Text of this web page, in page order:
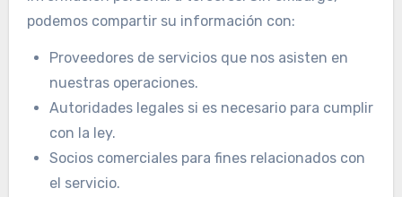
podemos compartir su información con:
Proveedores de servicios que nos asisten en
nuestras operaciones.
Autoridades legales si es necesario para cumplir
con la ley.
Socios comerciales para fines relacionados con
el servicio.